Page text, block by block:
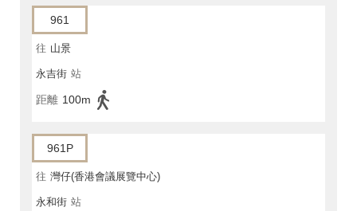
961
往 山景
永吉街 站
距離 100m
961P
往 灣仔(香港會議展覽中心)
永和街 站